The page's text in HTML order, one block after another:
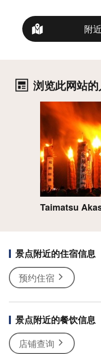
附
浏览此网站的
Taimatsu
详细
景点附近的住宿信息
预约住宿
景点附近的餐饮信息
店铺查询